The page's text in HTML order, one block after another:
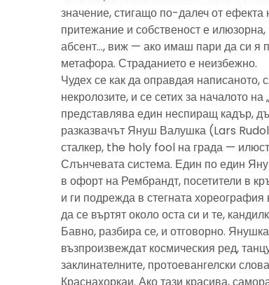
значение, стигащо по-далеч от
притежание и собственост е
абсент…, виж — ако имаш пари да си я
метафора. Страданието е неизбежно.
Чудех се как да оправдая написаното,
некролозите, и се сетих за началото
представлява един неспиращ кадър,
разказвачът Януш Валушка (Lars
сталкер, the holy fool на града —
Слънчевата система. Един по един
в офорт на Рембрандт, посетители в
и ги подрежда в стегната
да се въртят около оста си и те,
Бавно, разбира се, и отговорно.
възпроизвеждат космическия ред,
заклинателните, протоевангелски